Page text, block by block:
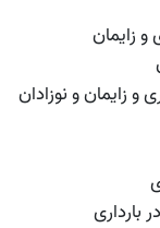
و زایمان
و زایمان و نوزادان
بارداری